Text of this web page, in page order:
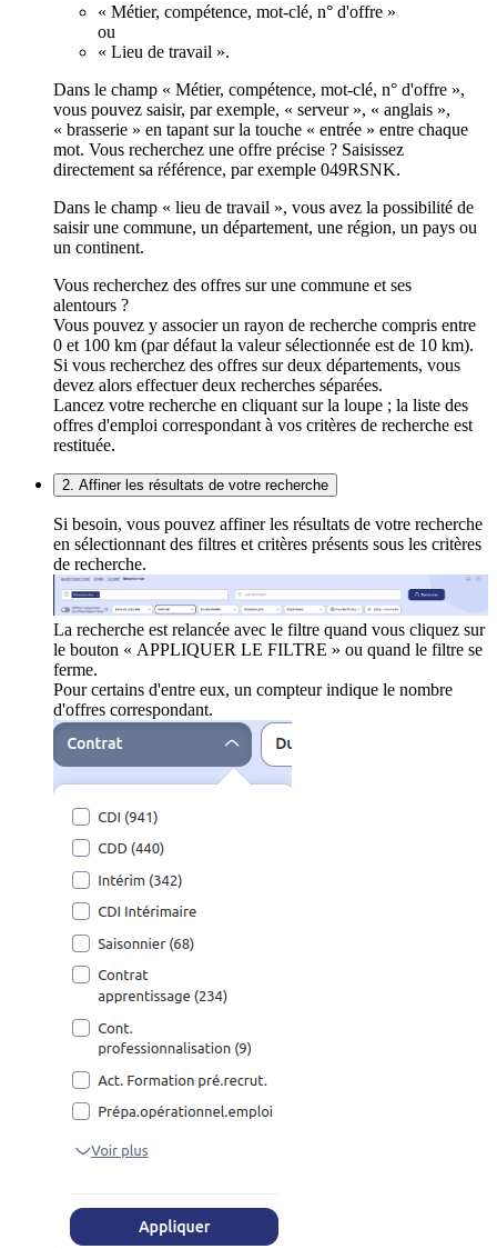
« Métier, compétence, mot-clé, n° d'offre »
ou
« Lieu de travail ».
Dans le champ « Métier, compétence, mot-clé, n° d'offre »,
vous pouvez saisir, par exemple, « serveur », « anglais »,
« brasserie » en tapant sur la touche « entrée » entre chaque
mot. Vous recherchez une offre précise ? Saisissez
directement sa référence, par exemple 049RSNK.
Dans le champ « lieu de travail », vous avez la possibilité de
saisir une commune, un département, une région, un pays ou
un continent.
Vous recherchez des offres sur une commune et ses
alentours ?
Vous pouvez y associer un rayon de recherche compris entre
0 et 100 km (par défaut la valeur sélectionnée est de 10 km).
Si vous recherchez des offres sur deux départements, vous
devez alors effectuer deux recherches séparées.
Lancez votre recherche en cliquant sur la loupe ; la liste des
offres d'emploi correspondant à vos critères de recherche est
restituée.
2. Affiner les résultats de votre recherche
Si besoin, vous pouvez affiner les résultats de votre recherche
en sélectionnant des filtres et critères présents sous les critères
de recherche.
La recherche est relancée avec le filtre quand vous cliquez sur
le bouton « APPLIQUER LE FILTRE » ou quand le filtre se
ferme.
Pour certains d'entre eux, un compteur indique le nombre
d'offres correspondant.